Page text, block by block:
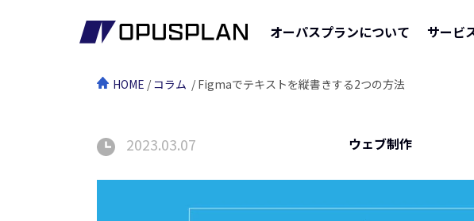
オーパスプランについて サービ
HOME / コラム / Figmaでテキストを縦書きする2つの方法
2023.03.07 ウェブ制作